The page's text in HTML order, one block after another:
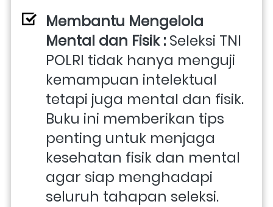
Membantu Mengelola
Mental dan Fisik : Seleksi TNI
POLRI tidak hanya menguji
kemampuan intelektual
tetapi juga mental dan fisik.
Buku ini memberikan tips
penting untuk menjaga
kesehatan fisik dan mental
agar siap menghadapi
seluruh tahapan seleksi.